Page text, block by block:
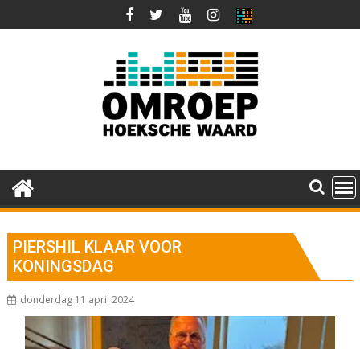
naar
PIERSHIL KLAAR VOOR
KONINGSDAG
donderdag 11 april 2024